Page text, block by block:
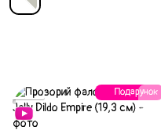
Подарунок
Акція